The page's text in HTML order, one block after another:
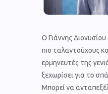
O Γιάννης
πιο ταλαντούχους
ερμηνευτές της
ξεχωρίσει για το
Μπορεί να